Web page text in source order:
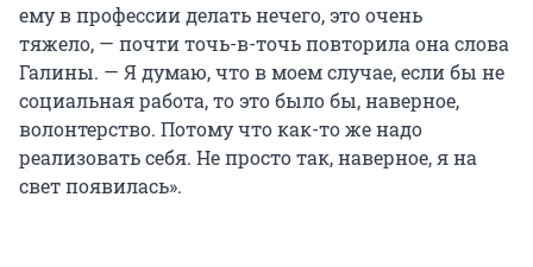
ему в профессии делать нечего, это очень
тяжело, — почти точь-в-точь повторила она слова
Галины. — Я думаю, что в моем случае, если бы не
социальная работа, то это было бы, наверное,
волонтерство. Потому что как-то же надо
реализовать себя. Не просто так, наверное, я на
свет появилась».